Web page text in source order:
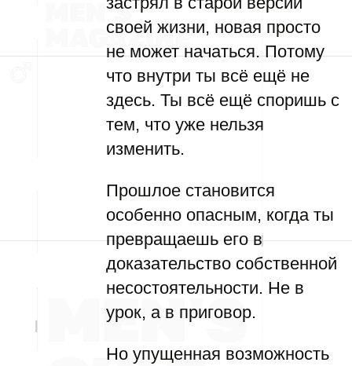
своей жизни, новая просто
не может начаться. Потому
что внутри ты всё ещё не
здесь. Ты всё ещё споришь с
тем, что уже нельзя
изменить.
Прошлое становится
особенно опасным, когда ты
превращаешь его в
доказательство собственной
несостоятельности. Не в
урок, а в приговор.
Но упущенная возможность